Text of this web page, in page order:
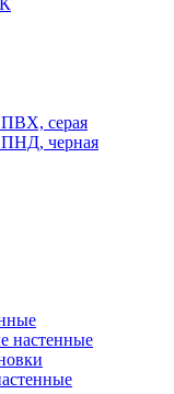
ПВХ, серая
ПНД, черная
настенные